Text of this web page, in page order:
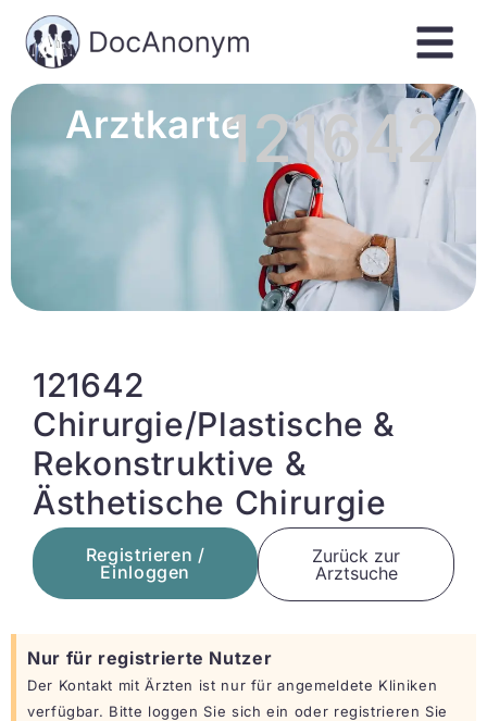
Arztkarte121642
121642
Chirurgie/Plastische &
Rekonstruktive &
Ästhetische Chirurgie
Registrieren /
Einloggen
Zurück zur
Arztsuche
Nur für registrierte Nutzer
Der Kontakt mit Ärzten ist nur für angemeldete Kliniken
verfügbar. Bitte loggen Sie sich ein oder registrieren Sie